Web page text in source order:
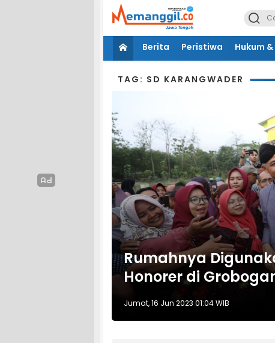
Berita Peristiwa Hukum
TAG: SD KARANGWADER
Rumahnya
Honorer di
Jumat, 16 Jun 2023 01:04 WIB